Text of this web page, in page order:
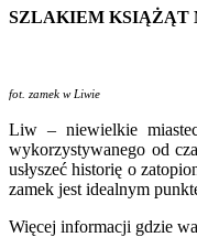
SZLAKIEM KSIĄŻĄT
fot. zamek w Liwie
Liw – niewielkie
wykorzystywanego od
usłyszeć historię o
zamek jest idealnym
Więcej informacji gdzie